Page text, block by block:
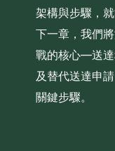
架構與步驟，就
下一章，我們
戰的核心—送達
及替代送達申
關鍵步驟。